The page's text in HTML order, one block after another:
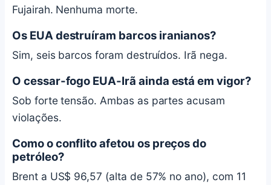
Fujairah. Nenhuma morte.
Os EUA destruíram barcos iranianos?
Sim, seis barcos foram destruídos. Irã nega.
O cessar-fogo EUA-Irã ainda está em vigor?
Sob forte tensão. Ambas as partes acusam
violações.
Como o conflito afetou os preços do
petróleo?
Brent a US$ 96,57 (alta de 57% no ano), com 11